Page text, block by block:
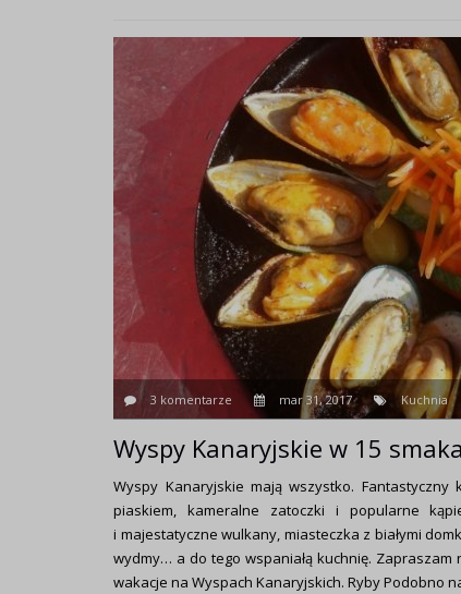
3 komentarze mar 31, 2017 Kuchnia
Wyspy Kanaryjskie w 15
Wyspy Kanaryjskie mają wszystko.
piaskiem, kameralne zatoczki i popularne
i majestatyczne wulkany, miasteczka z białymi
wydmy… a do tego wspaniałą kuchnię.
wakacje na Wyspach Kanaryjskich. Ryby Podobno